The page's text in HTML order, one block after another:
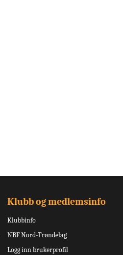
Klubb og medlemsinfo
Klubbinfo
NBF Nord-Trøndelag
Logg inn brukerprofil